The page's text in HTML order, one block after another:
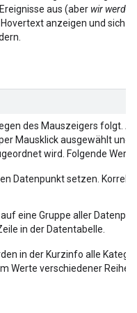
aus (aber wir werden
anzeigen und sich je
des Mauszeigers folgt.
Mausklick ausgewählt und
wird. Folgende
Datenpunkt setzen.
eine Gruppe aller
in der Datentabelle.
in der Kurzinfo alle
Werte verschiedener